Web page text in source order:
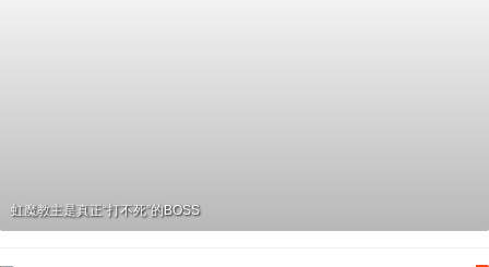
虹魔教主是真正“打不死”的BOSS